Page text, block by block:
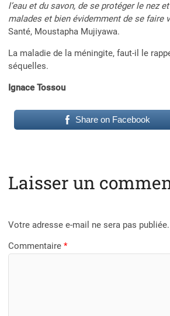
l’eau et du savon, de se protéger le nez
malades et bien évidemment de se faire
Santé, Moustapha Mujiyawa.
La maladie de la méningite, faut-il le
séquelles.
Ignace Tossou
Share on Facebook
Laisser un
Votre adresse e-mail ne sera pas publiée.
Commentaire*